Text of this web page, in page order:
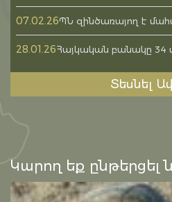
07.02.26ՊՆ զինծառայող է
28.01.26Հայկական բանակը 34
Տեսնել
Կարող եք ընթերցել